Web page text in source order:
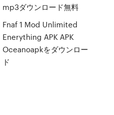
mp3ダウンロード無料
Fnaf 1 Mod Unlimited
Enerything APK APK
Oceanoapkをダウンロー
ド